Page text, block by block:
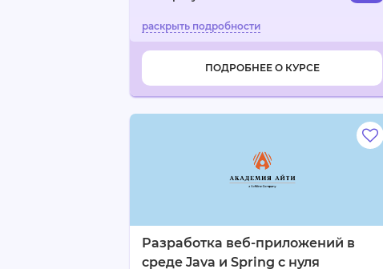
ПОДРОБНЕЕ О КУРСЕ
Разработка веб-приложений в
среде Java и Spring с нуля